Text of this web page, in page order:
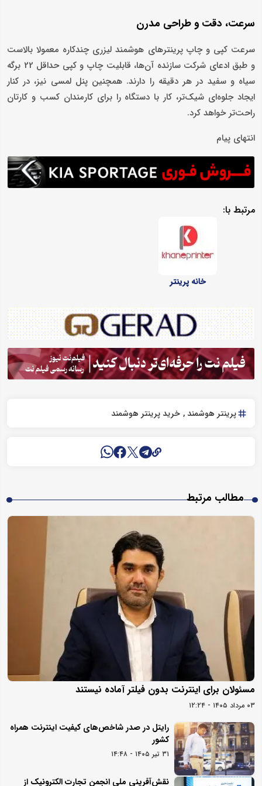
سرعت، دقت و طراحی مدرن
سرعت کپی و چاپ پرینترهای هوشمند لیزری چندکاره معمولا بالاست
و طبق ادعای شرکت سازنده آن‌ها، قابلیت چاپ و کپی حداقل 22 برگه
سیاه و سفید در هر دقیقه را دارند. همچنین پنل لمسی نیز، در کنار
ایجاد جلوه‌ای شیک‌تر، کار با دستگاه را برای کارمندان کسب و کارتان
راحت‌تر خواهد کرد.
انتهای پیام
مرتبط با:
خانه پرینتر
پرینتر هوشمند خرید پرینتر هوشمند
مطالب مرتبط
مسئولان برای اینترنت بدون فیلتر آماده نیستند
۰۳ مرداد ۱۴۰۵ - ۱۲:۲۴
رایتل در صدر شاخص‌های کیفیت اینترنت همراه
کشور
۳۱ تیر ۱۴۰۵ - ۱۴:۴۸
نقش‌آفرینی ملی انجمن تجارت الکترونیک از